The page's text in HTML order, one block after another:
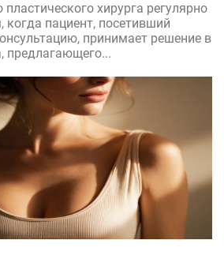
хирурга регулярно
когда пациент, посетивший
принимает решение в
предлагающего...